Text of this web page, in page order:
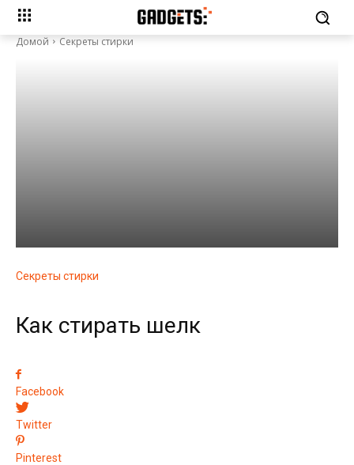
Домой Секреты стирки
Секреты стирки
Как стирать шелк
Facebook
Twitter
Pinterest